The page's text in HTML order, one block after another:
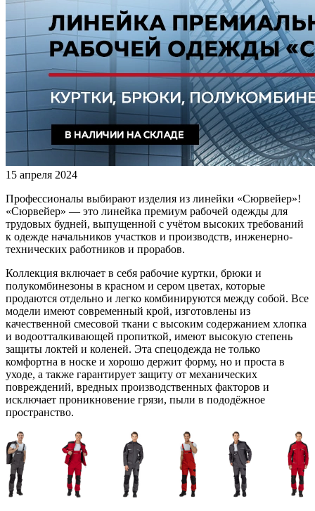
15 апреля 2024
Профессионалы выбирают изделия из линейки «Сюрвейер»!
«Сюрвейер» — это линейка премиум рабочей одежды для
трудовых будней, выпущенной с учётом высоких требований
к одежде начальников участков и производств, инженерно-
технических работников и прорабов.
Коллекция включает в себя рабочие куртки, брюки и
полукомбинезоны в красном и сером цветах, которые
продаются отдельно и легко комбинируются между собой. Все
модели имеют современный крой, изготовлены из
качественной смесовой ткани с высоким содержанием хлопка
и водоотталкивающей пропиткой, имеют высокую степень
защиты локтей и коленей. Эта спецодежда не только
комфортна в носке и хорошо держит форму, но и проста в
уходе, а также гарантирует защиту от механических
повреждений, вредных производственных факторов и
исключает проникновение грязи, пыли в пододёжное
пространство.